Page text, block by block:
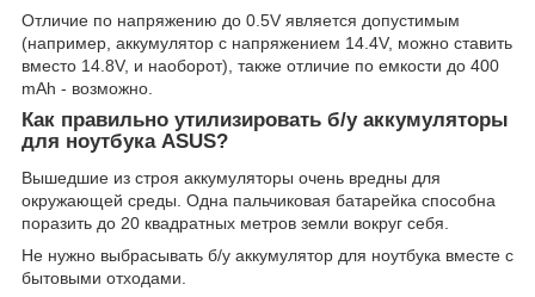
Отличие по напряжению до 0.5V является допустимым
(например, аккумулятор с напряжением 14.4V, можно ставить
вместо 14.8V, и наоборот), также отличие по емкости до 400
mAh - возможно.
Как правильно утилизировать б/у аккумуляторы
для ноутбука ASUS?
Вышедшие из строя аккумуляторы очень вредны для
окружающей среды. Одна пальчиковая батарейка способна
поразить до 20 квадратных метров земли вокруг себя.
Не нужно выбрасывать б/у аккумулятор для ноутбука вместе с
бытовыми отходами.